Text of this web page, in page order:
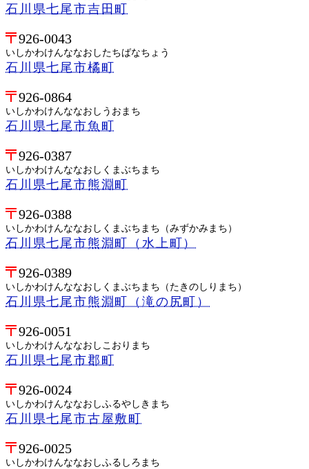
石川県七尾市吉田町
926-0043
いしかわけんななおしたちばなちょう
石川県七尾市橘町
926-0864
いしかわけんななおしうおまち
石川県七尾市魚町
926-0387
いしかわけんななおしくまぶちまち
石川県七尾市熊淵町
926-0388
いしかわけんななおしくまぶちまち（みずかみまち）
石川県七尾市熊淵町（水上町）
926-0389
いしかわけんななおしくまぶちまち（たきのしりまち）
石川県七尾市熊淵町（滝の尻町）
926-0051
いしかわけんななおしこおりまち
石川県七尾市郡町
926-0024
いしかわけんななおしふるやしきまち
石川県七尾市古屋敷町
926-0025
いしかわけんななおしふるしろまち